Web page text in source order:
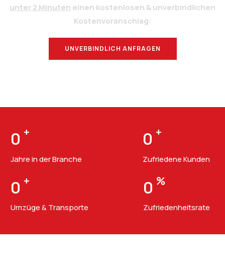
unter 2 Minuten einen kostenlosen & unverbindlichen
Kostenvoranschlag:
UNVERBINDLICH ANFRAGEN
0 +
Jahre in der Branche
0 +
Zufriedene Kunden
0 +
Umzüge & Transporte
0 %
Zufriedenheitsrate